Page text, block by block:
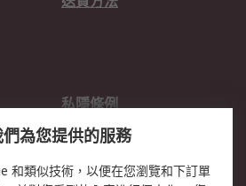
私隱條例
郵件安全
為您提供的服務
和類似技術，以便在您瀏覽和下訂單